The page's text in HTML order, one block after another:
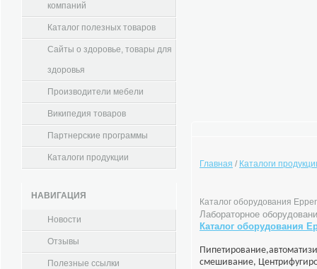
компаний
Каталог полезных товаров
Сайты о здоровье, товары для
здоровья
Производители мебели
Википедия товаров
Партнерские программы
Каталоги продукции
НАВИГАЦИЯ
Новости
Отзывы
Полезные ссылки
Главная / Каталоги
Каталог оборудования
Лабораторное
Каталог оборудования
смешивание,